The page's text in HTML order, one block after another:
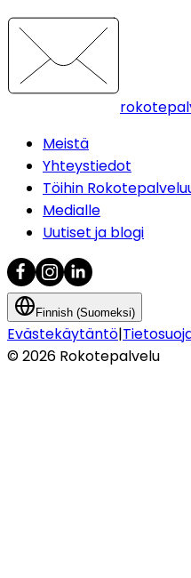
Meistä
Yhteystiedot
Töihin
Medialle
Uutiset ja blogi
Finnish (Suomeksi)
Evästekäytäntö|
©2026 Rokotepalvelu